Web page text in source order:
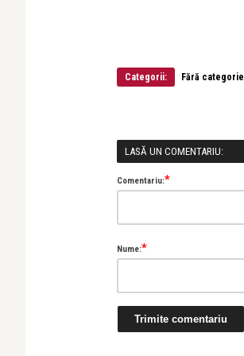
Categorii: Fără categorie
LASĂ UN COMENTARIU:
Comentariu:*
Nume:*